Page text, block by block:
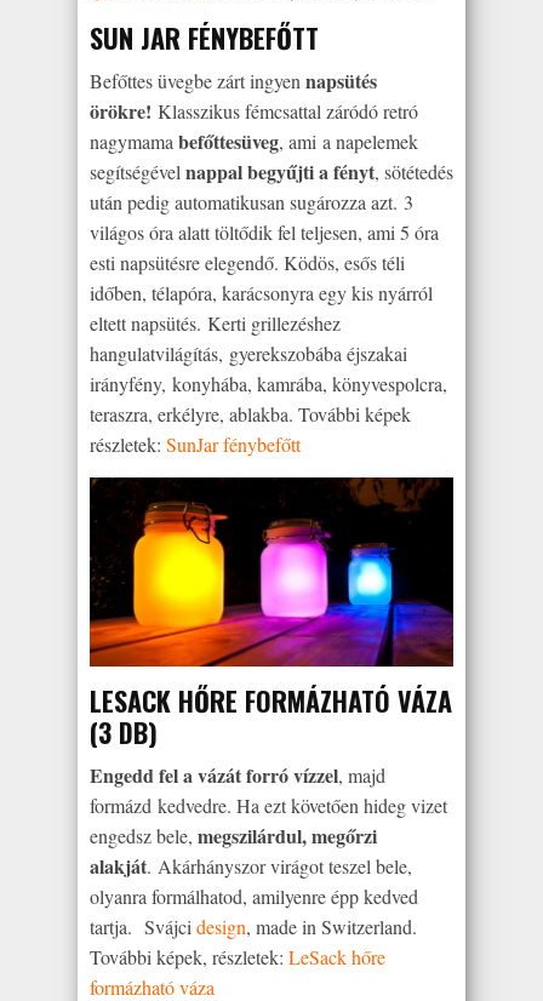
SUN JAR FÉNYBEFŐTT
Befőttes üvegbe zárt ingyen napsütés
örökre! Klasszikus fémcsattal záródó retró
nagymama befőttesüveg, ami a napelemek
segítségével nappal begyűjti a fényt, sötétedés
után pedig automatikusan sugározza azt. 3
világos óra alatt töltődik fel teljesen, ami 5 óra
esti napsütésre elegendő. Ködös, esős téli
időben, télapóra, karácsonyra egy kis nyárról
eltett napsütés. Kerti grillezéshez
hangulatvilágítás, gyerekszobába éjszakai
irányfény, konyhába, kamrába, könyvespolcra,
teraszra, erkélyre, ablakba. További képek
részletek: SunJar fénybefőtt
LESACK HŐRE FORMÁZHATÓ VÁZA
(3 DB)
Engedd fel a vázát forró vízzel, majd
formázd kedvedre. Ha ezt követően hideg vizet
engedsz bele, megszilárdul, megőrzi
alakját. Akárhányszor virágot teszel bele,
olyanra formálhatod, amilyenre épp kedved
tartja. Svájci design, made in Switzerland.
További képek, részletek: LeSack hőre
formázható váza